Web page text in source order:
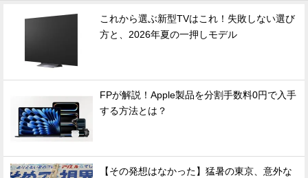
これから選ぶ新型TVはこれ！失敗しない選び
方と、2026年夏の一押しモデル
FPが解説！Apple製品を分割手数料0円で入手
する方法とは？
【その発想はなかった】猛暑の東京、意外な